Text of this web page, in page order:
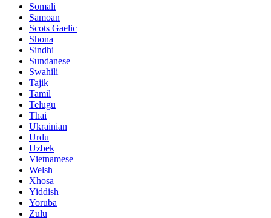
Somali
Samoan
Scots Gaelic
Shona
Sindhi
Sundanese
Swahili
Tajik
Tamil
Telugu
Thai
Ukrainian
Urdu
Uzbek
Vietnamese
Welsh
Xhosa
Yiddish
Yoruba
Zulu